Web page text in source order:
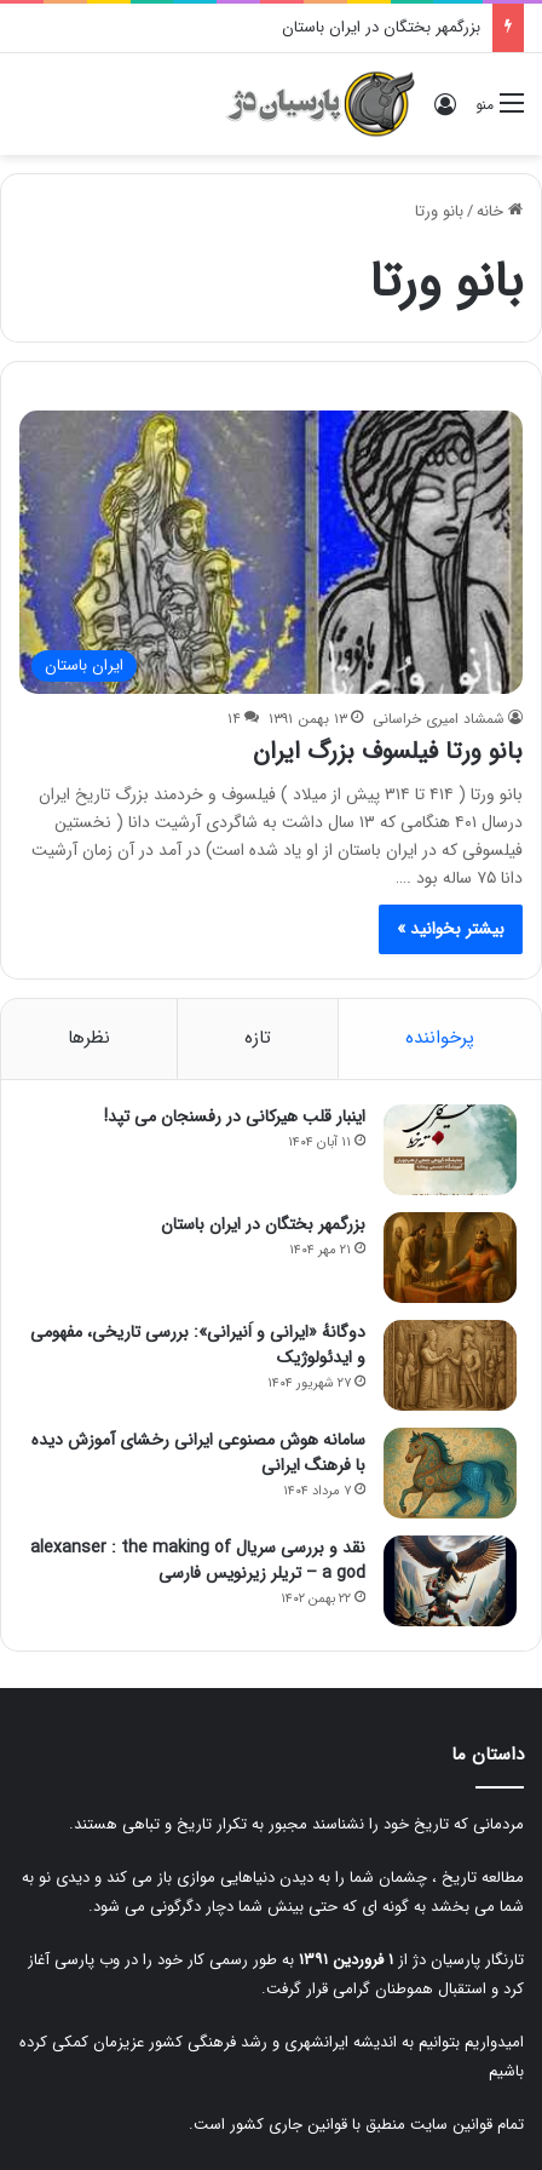
بزرگمهر بختگان در ایران باستان
منو ورود
خانه/بانو ورتا
بانو ورتا
ایران باستان
شمشاد امیری خراسانی ۱۳ بهمن ۱۳۹۱ ۱۴
بانو ورتا فیلسوف بزرگ ایران
بانو ورتا ( ۴۱۴ تا ۳۱۴ پیش از میلاد ) فیلسوف و خردمند بزرگ تاریخ ایران
درسال ۴۰۱ هنگامی که ۱۳ سال داشت به شاگردی آرشیت دانا ( نخستین
فیلسوفی که در ایران باستان از او یاد شده است) در آمد در آن زمان آرشیت
دانا ۷۵ ساله بود .…
بیشتر بخوانید »
پرخواننده تازه نظرها
اینبار قلب هیرکانی در رفسنجان می تپد!
۱۱ آبان ۱۴۰۴
بزرگمهر بختگان در ایران باستان
۲۱ مهر ۱۴۰۴
دوگانهٔ «ایرانی و اَنیرانی»: بررسی تاریخی، مفهومی
و ایدئولوژیک
۲۷ شهریور ۱۴۰۴
سامانه هوش مصنوعی ایرانی رخشای آموزش دیده
با فرهنگ ایرانی
۷ مرداد ۱۴۰۴
نقد و بررسی سریال alexanser : the making of
a god – تریلر زیرنویس فارسی
۲۲ بهمن ۱۴۰۲
داستان ما
مردمانی که تاریخ خود را نشناسند مجبور به تکرار تاریخ و تباهی هستند.
مطالعه تاریخ ، چشمان شما را به دیدن دنیاهایی موازی باز می کند و دیدی نو به
شما می بخشد به گونه ای که حتی بینش شما دچار دگرگونی می شود.
تارنگار پارسیان دژ از ۱ فروردین ۱۳۹۱
به طور رسمی کار خود را در وب پارسی آغاز
کرد و استقبال هموطنان گرامی قرار گرفت.
امیدواریم بتوانیم به اندیشه ایرانشهری و رشد فرهنگی کشور عزیزمان کمکی کرده
باشیم
تمام قوانین سایت منطبق با قوانین جاری کشور است.